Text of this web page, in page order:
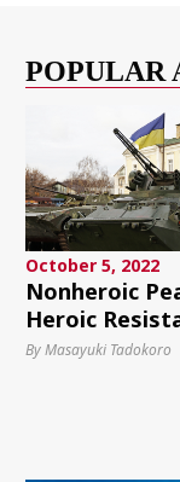
POPULAR
October 5, 2022
Nonheroic
Heroic
By Masayuki Tadokoro